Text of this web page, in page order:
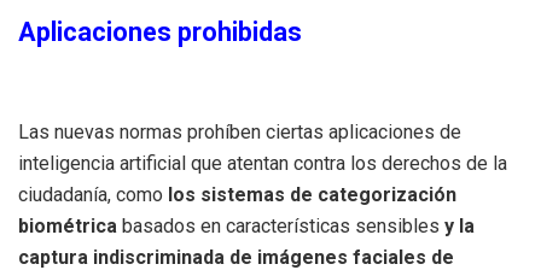
Aplicaciones prohibidas
Las nuevas normas prohíben ciertas aplicaciones de
inteligencia artificial que atentan contra los derechos de la
ciudadanía, como los sistemas de categorización
biométrica basados en características sensibles y la
captura indiscriminada de imágenes faciales de